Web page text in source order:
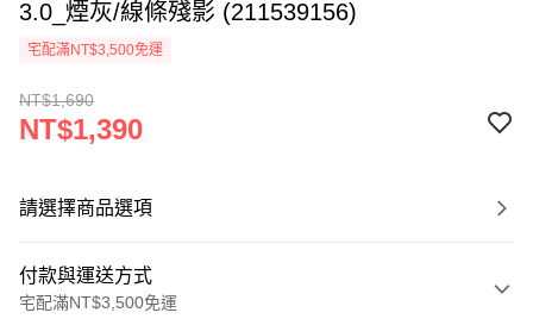
3.0_煙灰/線條殘影 (211539156)
宅配滿NT$3,500免運
NT$1,690
NT$1,390
請選擇商品選項
付款與運送方式
宅配滿NT$3,500免運